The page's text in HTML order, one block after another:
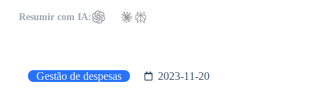
Resumir com IA:
Gestão de despesas 2023-11-20